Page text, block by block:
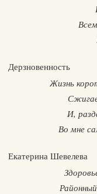
Дерзновенность
Жизнь
И,
Во мне
Екатерина Шевелева